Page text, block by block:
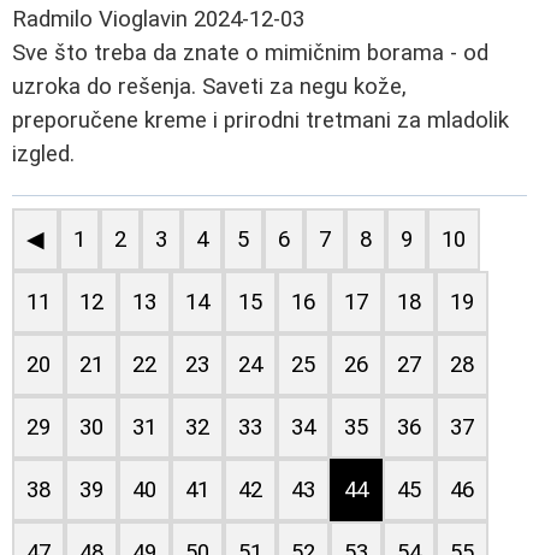
Radmilo Vioglavin 2024-12-03
Sve što treba da znate o mimičnim borama - od
uzroka do rešenja. Saveti za negu kože,
preporučene kreme i prirodni tretmani za mladolik
izgled.
◀ 1 2 3 4 5 6 7 8 9 10
11 12 13 14 15 16 17 18 19
20 21 22 23 24 25 26 27 28
29 30 31 32 33 34 35 36 37
38 39 40 41 42 43 44 45 46